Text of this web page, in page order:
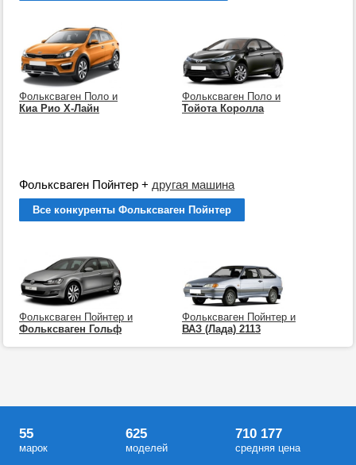
Фольксваген Поло и
Киа Рио Х-Лайн
Фольксваген Поло и
Тойота Королла
Фольксваген Пойнтер + другая машина
Все конкуренты Фольксваген Пойнтер
Фольксваген Пойнтер и
Фольксваген Гольф
Фольксваген Пойнтер и
ВАЗ (Лада) 2113
55
марок
625
моделей
710 177
средняя цена